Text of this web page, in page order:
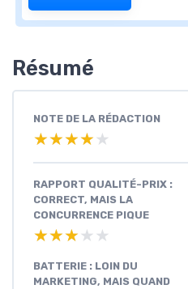
Résumé
NOTE DE LA RÉDACTION
★★★★★
★★★★★
RAPPORT QUALITÉ-PRIX :
CORRECT, MAIS LA
CONCURRENCE PIQUE
★★★★★
★★★★★
BATTERIE : LOIN DU
MARKETING, MAIS QUAND